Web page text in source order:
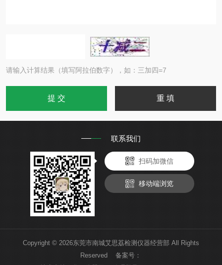
请输入计算结果（填写阿拉伯数字），如：三加四=7
联系我们
扫码加微信
移动端浏览
Copyright © 2026东莞市南城艾思荔检测仪器经营部 All Rights
Reserved 备案号：